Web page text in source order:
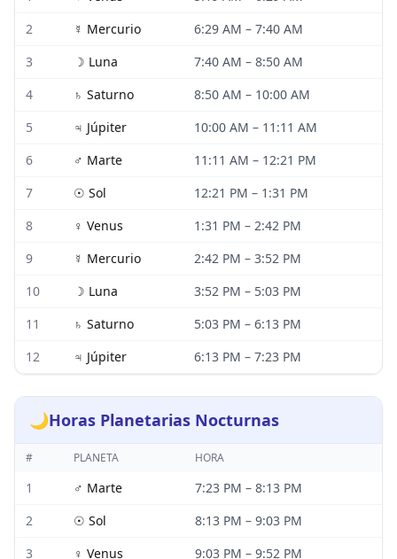
2
☿ Mercurio 6:29 AM – 7:40 AM
3
☽ Luna 7:40 AM – 8:50 AM
4
♄ Saturno 8:50 AM – 10:00 AM
5
♃ Júpiter 10:00 AM – 11:11 AM
6
♂ Marte 11:11 AM – 12:21 PM
7
☉ Sol 12:21 PM – 1:31 PM
8
♀ Venus 1:31 PM – 2:42 PM
9
☿ Mercurio 2:42 PM – 3:52 PM
10
☽ Luna 3:52 PM – 5:03 PM
11
♄ Saturno 5:03 PM – 6:13 PM
12
♃ Júpiter 6:13 PM – 7:23 PM
🌙Horas Planetarias Nocturnas
# PLANETA HORA
1 ♂ Marte 7:23 PM – 8:13 PM
2
☉ Sol 8:13 PM – 9:03 PM
3
♀ Venus 9:03 PM – 9:52 PM